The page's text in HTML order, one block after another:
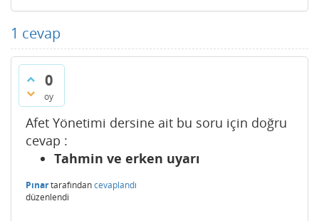
1 cevap
0
oy
Afet Yönetimi dersine ait bu soru için doğru
cevap :
Tahmin ve erken uyarı
Pınartarafındancevaplandı
düzenlendi